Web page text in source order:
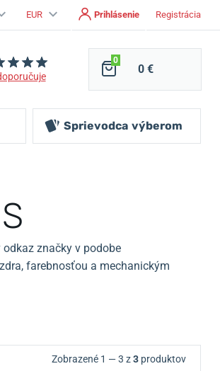
EUR Prihlásenie Registrácia
0
0 €
Sprievodca výberom
značky v podobe
farebnosťou a mechanickým
Zobrazené 1 — 3 z3 produktov